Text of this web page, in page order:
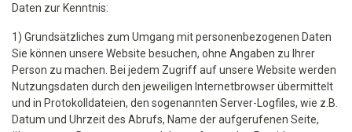
Daten zur Kenntnis:
1) Grundsätzliches zum Umgang mit personenbezogenen Daten
Sie können unsere Website besuchen, ohne Angaben zu Ihrer
Person zu machen. Bei jedem Zugriff auf unsere Website werden
Nutzungsdaten durch den jeweiligen Internetbrowser übermittelt
und in Protokolldateien, den sogenannten Server-Logfiles, wie z.B.
Datum und Uhrzeit des Abrufs, Name der aufgerufenen Seite,